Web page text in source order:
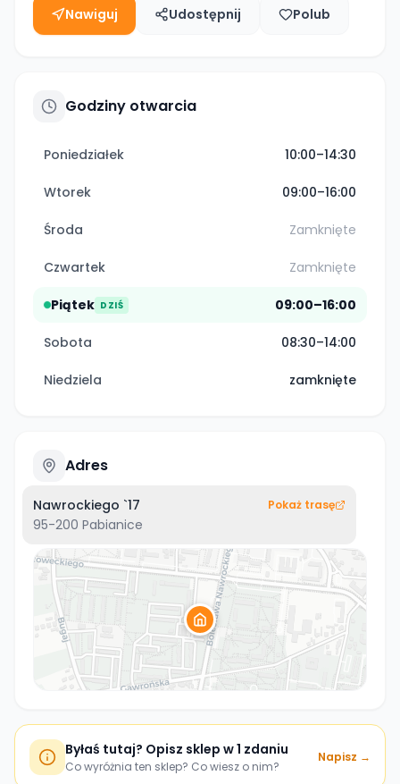
Nawiguj Udostępnij Polub
Godziny otwarcia
Poniedziałek 10:00–14:30
Wtorek 09:00–16:00
Środa Zamknięte
Czwartek Zamknięte
Piątek DZIŚ 09:00–16:00
Sobota 08:30–14:00
Niedziela zamknięte
Adres
Nawrockiego `17
95-200 Pabianice
Pokaż trasę
Byłaś tutaj? Opisz sklep w 1 zdaniu
Co wyróżnia ten sklep? Co wiesz o nim?
Napisz →